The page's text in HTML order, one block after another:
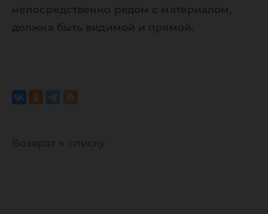
непосредственно рядом с материалом,
должна быть видимой и прямой.
Возврат к списку